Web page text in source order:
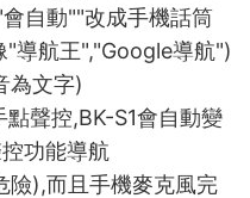
自動""改成手機話筒
"導航王","Google導航")
為文字)
聲控,BK-S1會自動變
功能導航
險),而且手機麥克風完